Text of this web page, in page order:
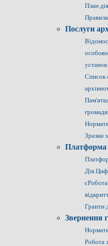
План
Послуги
установ
Список
Зразки
Гранти
Звернення
Робота